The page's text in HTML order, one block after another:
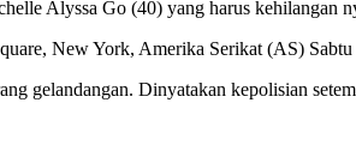
Alyssa Go (40) yang harus kehilangan
New York, Amerika Serikat (AS)
gelandangan. Dinyatakan kepolisian